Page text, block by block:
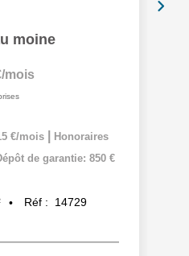
moine
mois
€/mois
Honoraires
de garantie: 850 €
Réf : 14729